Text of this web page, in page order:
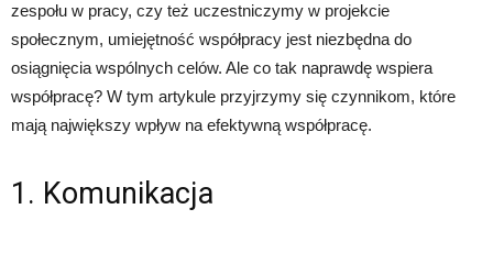
zespołu w pracy, czy też uczestniczymy w projekcie
społecznym, umiejętność współpracy jest niezbędna do
osiągnięcia wspólnych celów. Ale co tak naprawdę wspiera
współpracę? W tym artykule przyjrzymy się czynnikom, które
mają największy wpływ na efektywną współpracę.
1. Komunikacja